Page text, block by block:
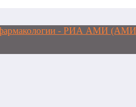
фармакологии - РИА АМИ